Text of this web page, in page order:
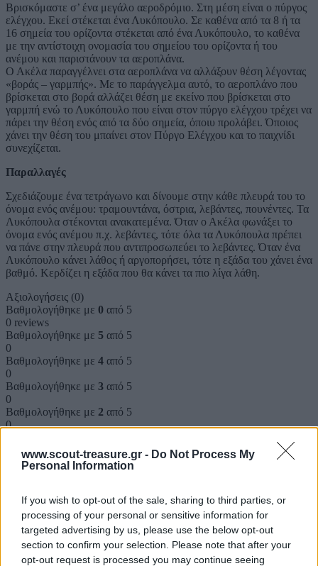
www.scout-treasure.gr - Do Not Process My
Personal Information
If you wish to opt-out of the sale, sharing to third parties, or
processing of your personal or sensitive information for
targeted advertising by us, please use the below opt-out
section to confirm your selection. Please note that after your
opt-out request is processed you may continue seeing
Βρισκόμαστε σ’ ένα μεγάλο αεροδρόμιο. Στη μέση είναι ο πύργος
ελέγχου. Εκεί στέκεται ένα Λυκόπουλο. Σε καθένα από τα 8 ή τα
16 σημεία του ορίζοντα στέκεται από ένα Λυκόπουλο, το καθένα
με την αντίστοιχη ονομασία του σημείου του ορίζοντα ή του
ανέμου και παριστάνουν τα αεροπλάνα.
Ο Ακέλα παραγγέλνει στα αεροπλάνα να αλλάξουν θέση λέγοντας
«βοράς – γαρμπής». Με το παράγγελμα αυτό, το αεροπλάνο που
βρίσκεται στο βορά αλλάζει θέση με εκείνο που βρίσκεται στο
γαρμπή ενώ το Λυκόπουλο που είναι στον πύργο ελέγχου τρέχει να
πάρει την θέση ενός από τα δύο σημεία, όποιυ προλάβει. Όποιος
χάνει την θέση του μπαίνει στον Πύργο Ελέγχου και το παιχνίδι
συνεχίζεται.
Παραλλαγές
Σχεδιάζουμε ένα τετράγωνο και δίνουμε στην κάθε πλευρά του το
όνομα ενός ανέμου: τραμουντάνα, όστρια, λεβάντες, πουνέντες. Τα
Λυκόπουλα στέκονται ανακατεμένα. Όταν ο Ακέλα φωνάξει το
όνομα ενός ανέμου π.χ. λεβάντες, τότε όλα τα Λυκόπουλα πρέπει
να πάνε στην πλευρά που αντιπροσωπεύει το λεβάντες. Όταν ένα
Λυκόπουλο κάνει λάθος ή αργοπορήσει, τότε η εξάδα του χάνει ένα
βαθμό. Κερδίζει η εξάδα που θα κάνει τα πιο λίγα λάθη.
Αξιολογήσεις (0)
Βαθμολογήθηκε με 0 από 5
0 reviews
Βαθμολογήθηκε με 5 από 5
0
Βαθμολογήθηκε με 4 από 5
0
Βαθμολογήθηκε με 3 από 5
0
Βαθμολογήθηκε με 2 από 5
0
Δεν υπάρχει καμία αξιολόγηση ακόμη.